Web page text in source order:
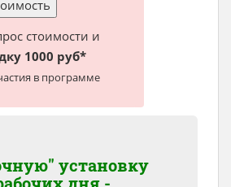
стоимости и
1000 руб*
в программе
установку